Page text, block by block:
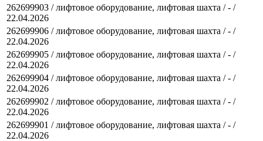
262699903 / лифтовое оборудование, лифтовая шахта / - /
22.04.2026
262699906 / лифтовое оборудование, лифтовая шахта / - /
22.04.2026
262699905 / лифтовое оборудование, лифтовая шахта / - /
22.04.2026
262699904 / лифтовое оборудование, лифтовая шахта / - /
22.04.2026
262699902 / лифтовое оборудование, лифтовая шахта / - /
22.04.2026
262699901 / лифтовое оборудование, лифтовая шахта / - /
22.04.2026